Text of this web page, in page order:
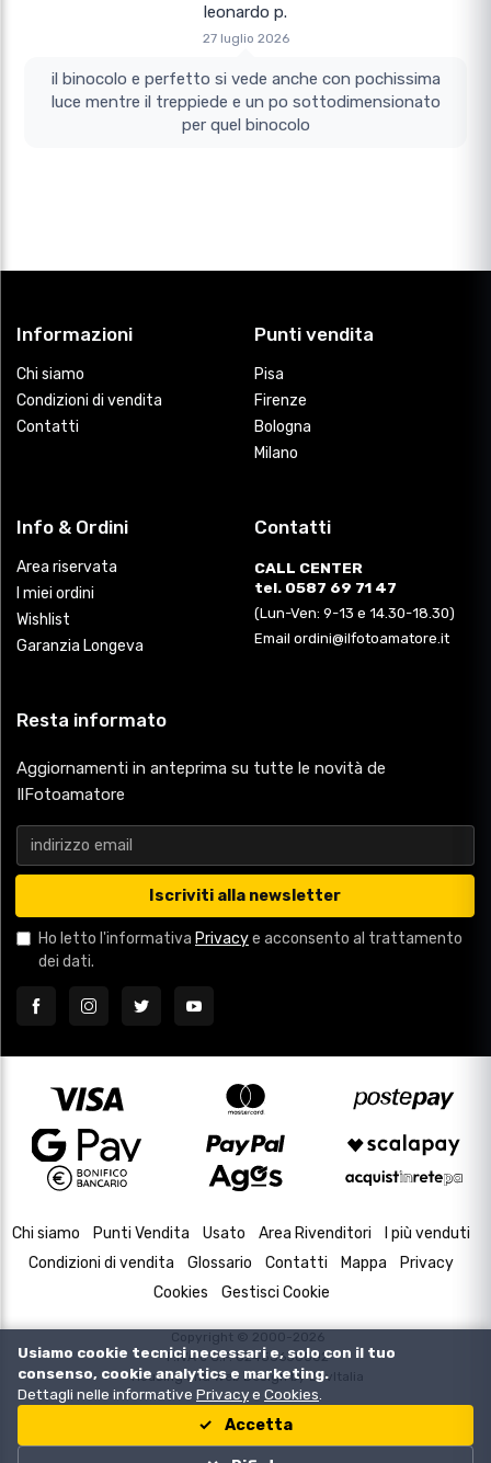
leonardo p.
27 luglio 2026
il binocolo e perfetto si vede anche con pochissima
luce mentre il treppiede e un po sottodimensionato
per quel binocolo
Informazioni
Chi siamo
Condizioni di vendita
Contatti
Punti vendita
Pisa
Firenze
Bologna
Milano
Info & Ordini
Area riservata
I miei ordini
Wishlist
Garanzia Longeva
Contatti
CALL CENTER
tel. 0587 69 71 47
(Lun-Ven: 9-13 e 14.30-18.30)
Email ordini@ilfotoamatore.it
Resta informato
Aggiornamenti in anteprima su tutte le novità de
IlFotoamatore
Iscriviti alla newsletter
Ho letto l'informativa Privacye acconsento al trattamento
dei dati.
Chi siamo Punti Vendita Usato Area Rivenditori
I più venduti
Condizioni di vendita
Glossario Contatti Mappa
Privacy
Cookies
Gestisci Cookie
Copyright © 2000-2026
P.IVA e C.F. 02433630502
Housing and Web Design byDevItalia
Usiamo cookie tecnici necessari e, solo con il tuo
consenso, cookie analytics e marketing.
Dettagli nelle informative Privacye Cookies
Accetta